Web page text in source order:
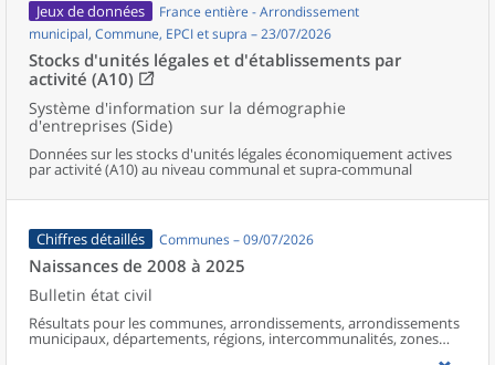
Jeux de données
France entière - Arrondissement
municipal, Commune, EPCI et supra – 23/07/2026
Stocks d'unités légales et d'établissements par
activité (A10)
Système d'information sur la démographie
d'entreprises (Side)
Données sur les stocks d'unités légales économiquement actives
par activité (A10) au niveau communal et supra-communal
Chiffres détaillés Communes – 09/07/2026
Naissances de 2008 à 2025
Bulletin état civil
Résultats pour les communes, arrondissements, arrondissements
municipaux, départements, régions, intercommunalités, zones
d’emploi, bassins de vie, unités urbaines et aires d’attraction des